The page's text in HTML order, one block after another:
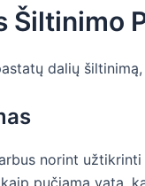
Šiltinimo
dalių
norint
pučiama vata,